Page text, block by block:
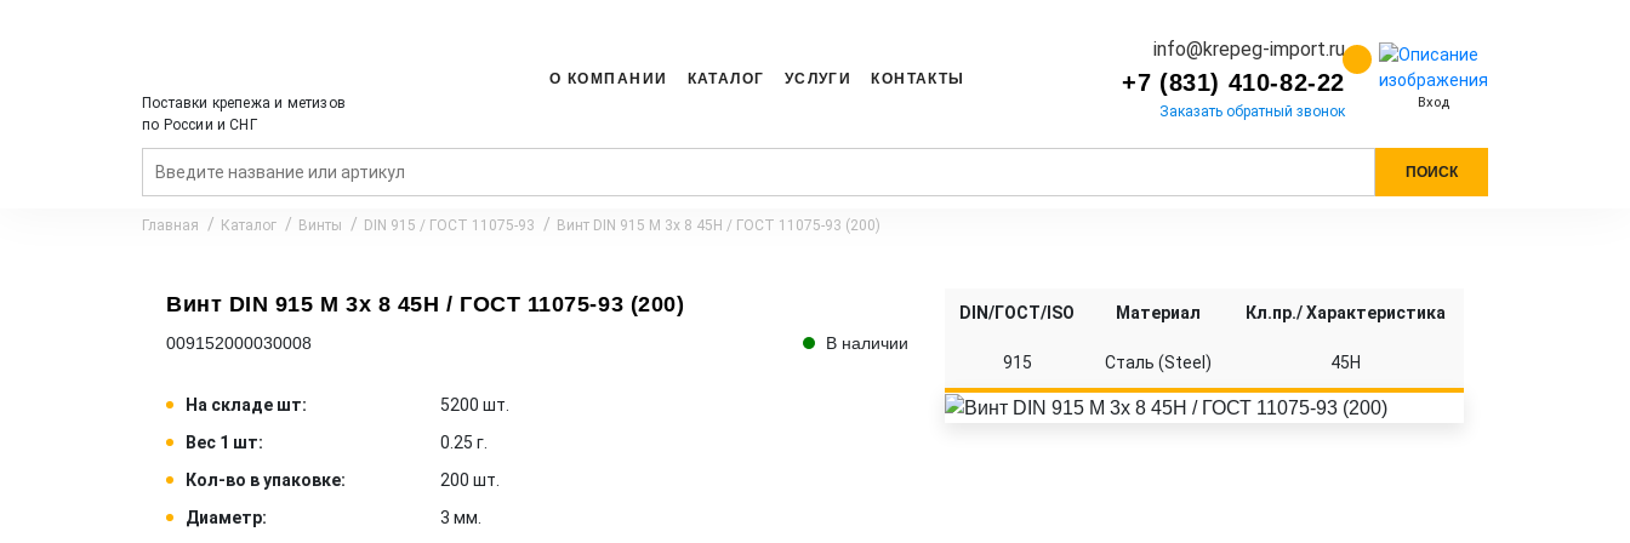
Поставки крепежа и метизов
по России и СНГ
О КОМПАНИИ КАТАЛОГ УСЛУГИ КОНТАКТЫ
info@krepeg-import.ru
+7 (831) 410-82-22
Заказать обратный звонок Вход
ПОИСК
Главная Каталог Винты DIN 915 / ГОСТ 11075-93 Винт DIN 915 M 3x 8 45H / ГОСТ 11075-93 (200)
Винт DIN 915 M 3x 8 45H / ГОСТ 11075-93 (200)
009152000030008 В наличии
На складе шт:
5200 шт.
Вес 1 шт:
0.25 г.
Кол-во в упаковке:
200 шт.
Диаметр:
3 мм.
DIN/ГОСТ/ISO Материал Кл.пр./ Характеристика
915 Сталь (Steel) 45H